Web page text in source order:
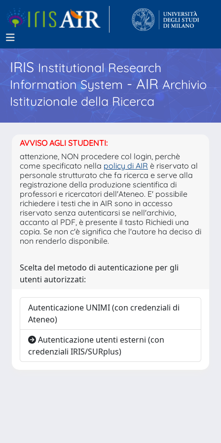
IRISInstitutional Research
Information System - AIR Archivio
Istituzionale della Ricerca
AVVISO AGLI STUDENTI:
attenzione, NON procedere col login, perchè
come specificato nella policy di AIR è riservato al
personale strutturato che fa ricerca e serve alla
registrazione della produzione scientifica di
professori e ricercatori dell'Ateneo. E' possibile
richiedere i testi che in AIR sono in accesso
riservato senza autenticarsi se nell'archivio,
accanto al PDF, è presente il tasto Richiedi una
copia. Se non c'è significa che l'autore ha deciso di
non renderlo disponibile.
Scelta del metodo di autenticazione per gli
utenti autorizzati:
Autenticazione UNIMI (con credenziali di
Ateneo)
Autenticazione utenti esterni (con
credenziali IRIS/SURplus)